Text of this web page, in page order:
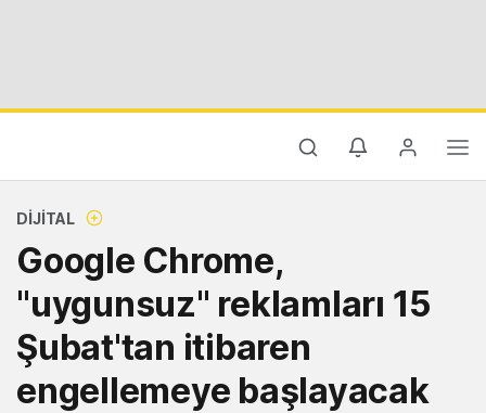
DIJITAL
Google Chrome,
"uygunsuz" reklamları 15
Şubat'tan itibaren
engellemeye başlayacak